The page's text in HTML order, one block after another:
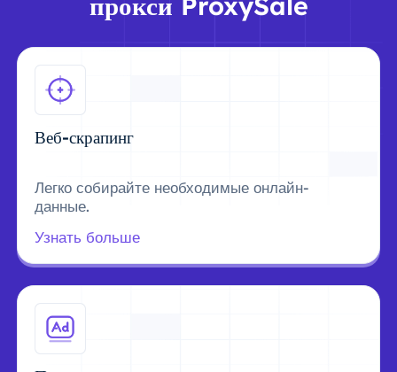
Веб-скрапинг
Легко собирайте необходимые онлайн-
данные.
Узнать больше